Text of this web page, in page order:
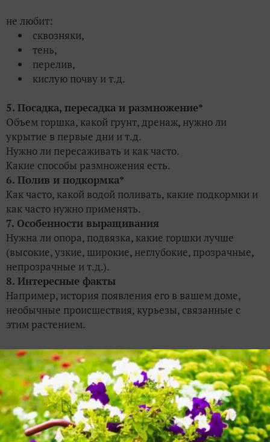
не любит:
сквозняки,
тень,
перелив,
кислую почву и т.д.
5. Посадка, пересадка и размножение*
Объем горшка, какой грунт, дренаж, нужно ли
укрытие в первые дни и т.д.
Нужно ли пересаживать и как часто.
Какие способы размножения есть.
6. Полив и подкормка*
Как часто, какой водой поливать, какие подкормки и
как часто нужно применять.
7. Особенности выращивания
Нужна ли опора, подвязка, какие горшки лучше
(высокие, узкие, широкие, неглубокие, прозрачные,
непрозрачные и т.д.).
8. Интересные факты
Например, история появления его в вашем доме,
необычные происшествия, курьезы, связанные с
этим растением.
* — обязательные пункты
Работы на конкурс принимаются до 15 мая 2023 года.
С условиями конкурса, критериями выбора
победителей, призами и другой информацией можно